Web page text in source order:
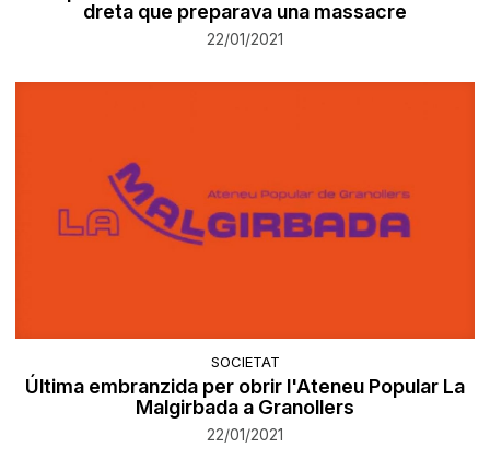
dreta que preparava una massacre
22/01/2021
SOCIETAT
Última embranzida per obrir l'Ateneu Popular La
Malgirbada a Granollers
22/01/2021